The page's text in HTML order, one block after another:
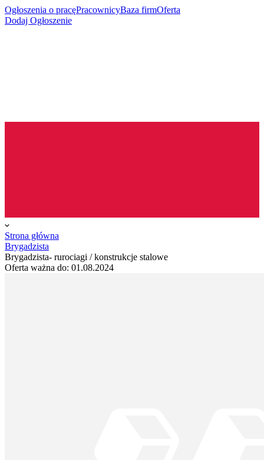
Ogłoszenia o pracęPracownicyBaza firmOferta
Dodaj Ogłoszenie
Strona główna
Brygadzista
Brygadzista- rurociagi / konstrukcje stalowe
Oferta ważna do: 01.08.2024